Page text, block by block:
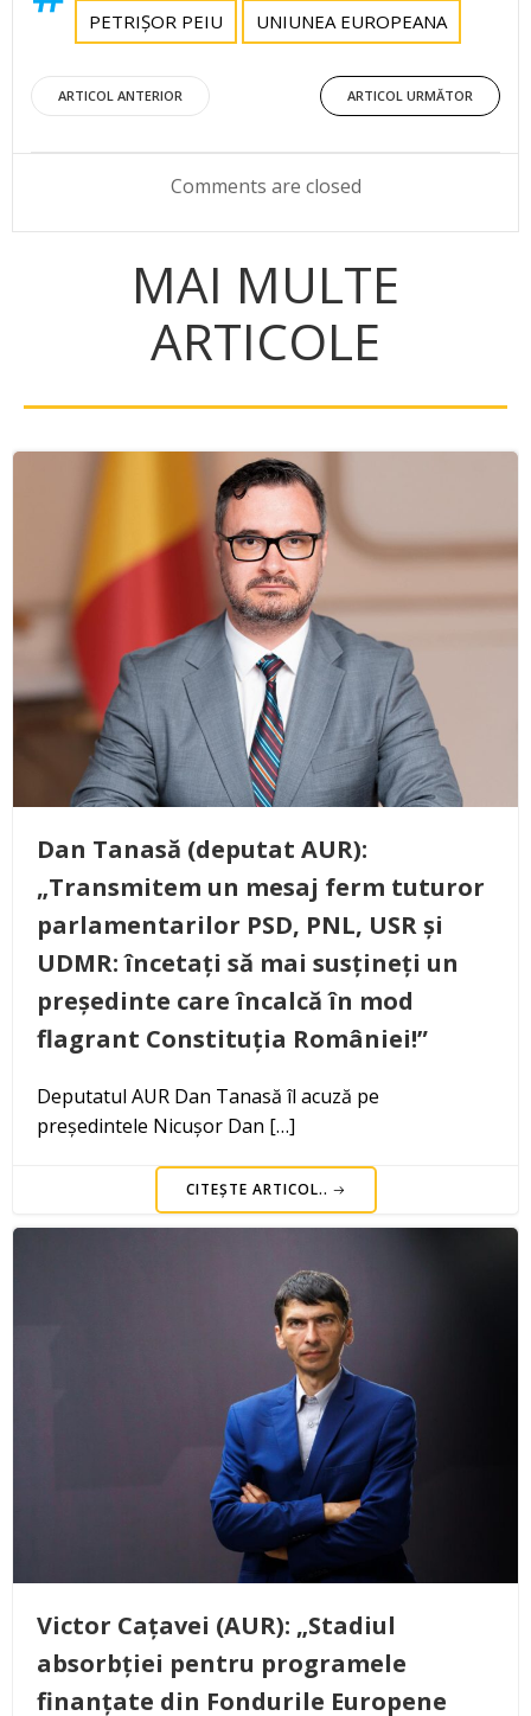
PETRIȘOR PEIU UNIUNEA EUROPEANA
Post
navigation
ARTICOL ANTERIOR
Post
navigation
ARTICOL URMĂTOR
Comments are closed
MAI MULTE
ARTICOLE
Dan Tanasă (deputat AUR):
„Transmitem un mesaj ferm tuturor
parlamentarilor PSD, PNL, USR și
UDMR: încetați să mai susțineți un
președinte care încalcă în mod
flagrant Constituția României!”
Deputatul AUR Dan Tanasă îl acuză pe
președintele Nicușor Dan […]
CITEȘTE ARTICOL..
Victor Cațavei (AUR): „Stadiul
absorbției pentru programele
finanțate din Fondurile Europene